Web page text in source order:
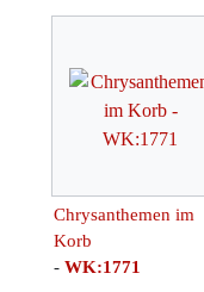
Chrysanthemen im
Korb
- WK:1771